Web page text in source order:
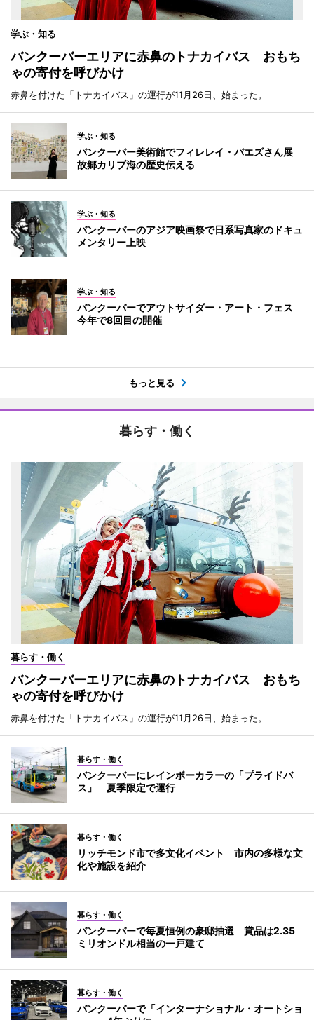
学ぶ・知る
バンクーバーエリアに赤鼻のトナカイバス おもち
ゃの寄付を呼びかけ
赤鼻を付けた「トナカイバス」の運行が11月26日、始まった。
学ぶ・知る
バンクーバー美術館でフィレレイ・バエズさん展
故郷カリブ海の歴史伝える
学ぶ・知る
バンクーバーのアジア映画祭で日系写真家のドキュ
メンタリー上映
学ぶ・知る
バンクーバーでアウトサイダー・アート・フェス
今年で8回目の開催
もっと見る
暮らす・働く
暮らす・働く
バンクーバーエリアに赤鼻のトナカイバス おもち
ゃの寄付を呼びかけ
赤鼻を付けた「トナカイバス」の運行が11月26日、始まった。
暮らす・働く
バンクーバーにレインボーカラーの「プライドバ
ス」 夏季限定で運行
暮らす・働く
リッチモンド市で多文化イベント 市内の多様な文
化や施設を紹介
暮らす・働く
バンクーバーで毎夏恒例の豪邸抽選 賞品は2.35
ミリオンドル相当の一戸建て
暮らす・働く
バンクーバーで「インターナショナル・オートショ